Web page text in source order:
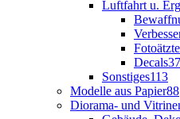
Luftfahrt u.
Decals37
Sonstiges113
Modelle aus Papier88
Diorama- und